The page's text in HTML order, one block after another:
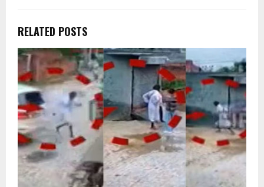
RELATED POSTS